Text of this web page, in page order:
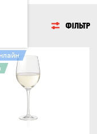
ФІЛЬТР